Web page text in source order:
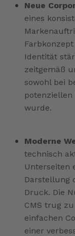
Neue
eines
Identität
zeitgemäß
sowohl bei
wurde.
Moderne
technisch
Unterseiten
Darstellung
Druck. Die
CMS trug
einfachen
einer